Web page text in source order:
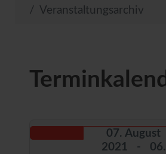
Veranstaltungsarchiv
07. August
2021 - 06.